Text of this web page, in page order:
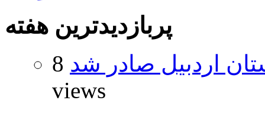
پربازدیدترین هفته
اردبیل صادر شد 8
views